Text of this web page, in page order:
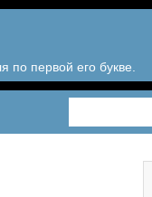
по первой его букве.